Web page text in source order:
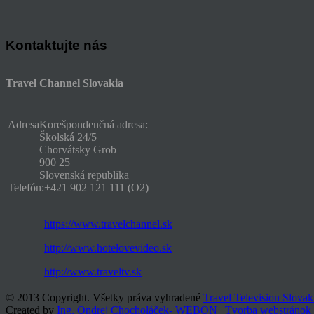
Kontaktujte nás
Travel Channel Slovakia
AdresaKorešpondenčná adresa:
Školská 24/5
Chorvátsky Grob
900 25
Slovenská republika
Telefón:+421 902 121 111 (O2)
https://www.travelchannel.sk
http://www.hotelovevideo.sk
http://www.traveltv.sk
© 2013 Copyright. Všetky práva vyhradené Travel Television
Created by Ing. Ondrej Chocholáček- WEBON | Tvorba webstránok